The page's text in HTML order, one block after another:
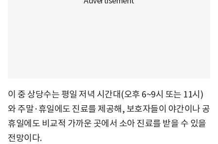
이 중 상당수는 평일 저녁 시간대(오후 6~9시 또는 11시)
와 주말·휴일에도 진료를 제공해, 보호자들이 야간이나 공
휴일에도 비교적 가까운 곳에서 소아 진료를 받을 수 있을
전망이다.